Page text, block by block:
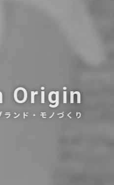
Origin
ンド・モノづくり